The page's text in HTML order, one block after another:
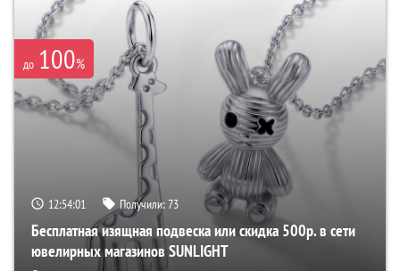
до 100%
12:54:00 Получили:73
Бесплатная изящная подвеска или скидка 500р. в сети
ювелирных магазинов SUNLIGHT